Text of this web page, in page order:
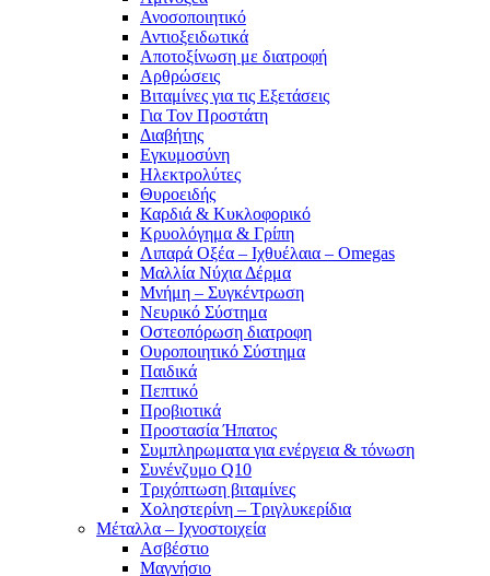
Ανοσοποιητικό
Αντιοξειδωτικά
Αποτοξίνωση με διατροφή
Αρθρώσεις
Βιταμίνες για τις Εξετάσεις
Για Τον Προστάτη
Διαβήτης
Εγκυμοσύνη
Ηλεκτρολύτες
Θυροειδής
Καρδιά & Κυκλοφορικό
Κρυολόγημα & Γρίπη
Λιπαρά Οξέα – Ιχθυέλαια – Omegas
Μαλλία Νύχια Δέρμα
Μνήμη – Συγκέντρωση
Νευρικό Σύστημα
Οστεοπόρωση διατροφη
Ουροποιητικό Σύστημα
Παιδικά
Πεπτικό
Προβιοτικά
Προστασία Ήπατος
Συμπληρωματα για ενέργεια & τόνωση
Συνένζυμο Q10
Τριχόπτωση βιταμίνες
Χοληστερίνη – Τριγλυκερίδια
Μέταλλα – Ιχνοστοιχεία
Ασβέστιο
Μαγνήσιο